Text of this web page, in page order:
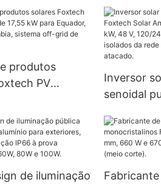
senoidal
sistemas de
isolados da
Solar Mini,
1000W e
produtos
PV
e
sistema off-grid
Inversor
senoidal
e 6 kW, 48
para
rede
atacado.
de iluminação